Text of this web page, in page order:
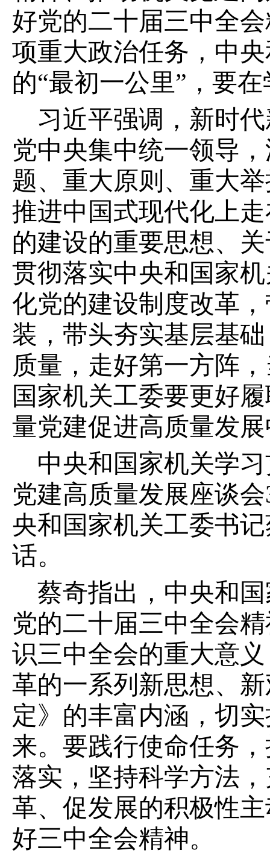
好党的二十届三中全
项重大政治任务，中
的“最初一公里”，要
习近平强调，新时
党中央集中统一领导
题、重大原则、重大
推进中国式现代化上
的建设的重要思想、
贯彻落实中央和国家
化党的建设制度改革
装，带头夯实基层基
质量，走好第一方阵
国家机关工委要更好
量党建促进高质量发
中央和国家机关学
党建高质量发展座谈
央和国家机关工委书
话。
蔡奇指出，中央和
党的二十届三中全会
识三中全会的重大意
革的一系列新思想、
定》的丰富内涵，切
来。要践行使命任务
落实，坚持科学方法
革、促发展的积极性
好三中全会精神。